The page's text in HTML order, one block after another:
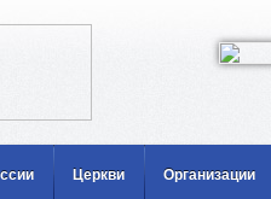
Церкви Организации